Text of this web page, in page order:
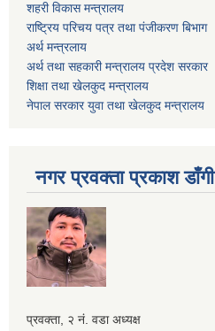
शहरी विकास मन्त्रालय
राष्ट्रिय परिचय पत्र तथा पंजीकरण बिभाग
अर्थ मन्त्रलाय
अर्थ तथा सहकारी मन्त्रालय प्रदेश सरकार
शिक्षा तथा खेलकुद मन्‍‍त्रालय
नेपाल सरकार युवा तथा खेलकुद मन्त्रालय
नगर प्रवक्ता प्रकाश डाँगी
Iframe
प्रवक्ता, २ नं. वडा अध्यक्ष